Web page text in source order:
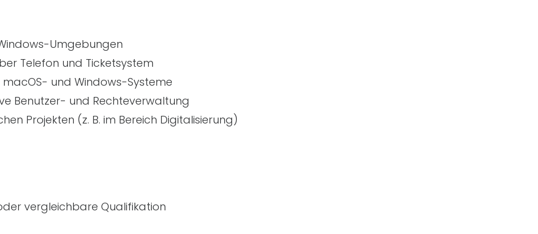
Umgebungen
Telefon und Ticketsystem
und Windows-Systeme
Benutzer- und Rechteverwaltung
Projekten (z. B. im Bereich Digitalisierung)
vergleichbare Qualifikation